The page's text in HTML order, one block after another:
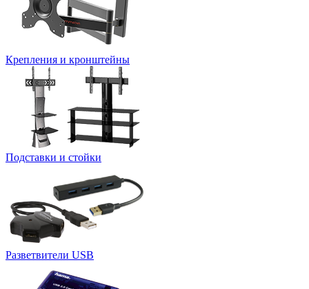
Крепления и кронштейны
Подставки и стойки
Разветвители USB